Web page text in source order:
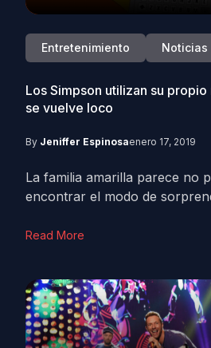
Entretenimiento Noticias
Los Simpson utilizan su
se vuelve loco
By Jeniffer Espinosaenero 17, 2019
La familia amarilla parece no
encontrar el modo de
Read More